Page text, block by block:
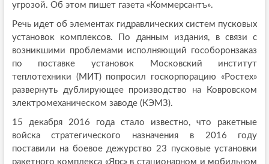
угрозой. Об этом пишет газета «Коммерсантъ».
Речь идет об элементах гидравлических систем пусковых
установок комплексов. По данным издания, в связи с
возникшими проблемами исполняющий гособоронзаказ
по поставке установок Московский институт
теплотехники (МИТ) попросил госкорпорацию «Ростех»
развернуть дублирующее производство на Ковровском
электромеханическом заводе (КЭМЗ).
15 декабря 2016 года стало известно, что ракетные
войска стратегического назначения в 2016 году
поставили на боевое дежурство 23 пусковые установки
ракетного комплекса «Ярс» в стационарном и мобильном